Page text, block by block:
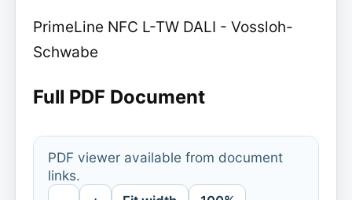
PrimeLine NFC L-TW DALI - Vossloh-
Schwabe
Full PDF Document
PDF viewer available from document
links.